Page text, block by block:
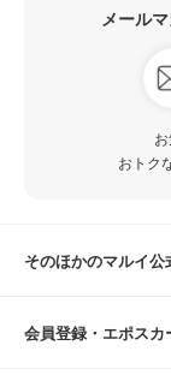
メール
おトク
そのほかのマルイ公
会員登録・エポスカ